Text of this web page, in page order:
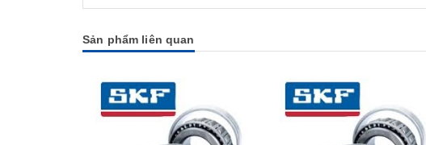
Sản phẩm liên quan